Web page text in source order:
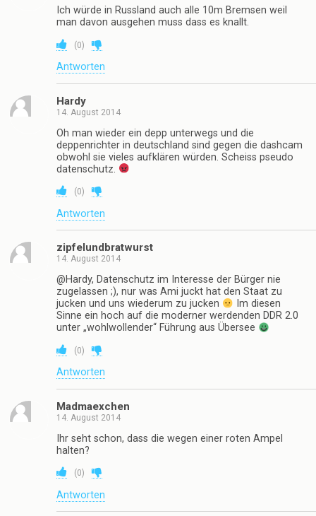
Ich würde in Russland auch alle 10m Bremsen weil
man davon ausgehen muss dass es knallt.
(0)
Antworten
Hardy
14. August 2014
Oh man wieder ein depp unterwegs und die
deppenrichter in deutschland sind gegen die dashcam
obwohl sie vieles aufklären würden. Scheiss pseudo
datenschutz.
(0)
Antworten
zipfelundbratwurst
14. August 2014
@Hardy, Datenschutz im Interesse der Bürger nie
zugelassen ;), nur was Ami juckt hat den Staat zu
jucken und uns wiederum zu jucken
Im diesen
Sinne ein hoch auf die moderner werdenden DDR 2.0
unter „wohlwollender“ Führung aus Übersee
(0)
Antworten
Madmaexchen
14. August 2014
Ihr seht schon, dass die wegen einer roten Ampel
halten?
(0)
Antworten